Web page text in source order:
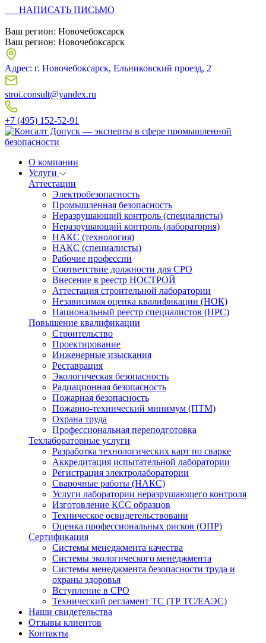
НАПИСАТЬ ПИСЬМО
Ваш регион: Новочебоксарск
Ваш регион: Новочебоксарск
Адрес: г. Новочебоксарск, Ельниковский проезд, 2
stroi.consult@yandex.ru
+7 (495) 152-52-91
О компании
Услуги
Аттестации
Электробезопасность
Промышленная безопасность
Неразрушающий контроль (специалисты)
Неразрушающий контроль (лаборатория)
НАКС (технология)
НАКС (специалисты)
Рабочие профессии
Соответствие должности для СРО
Внесение в реестр НОСТРОЙ
Аттестация строительной лаборатории
Независимая оценка квалификации (НОК)
Национальный реестр специалистов (НРС)
Повышение квалификации
Строительство
Проектирование
Инженерные изыскания
Реставрация
Экологическая безопасность
Радиационная безопасность
Пожарная безопасность
Пожарно-технический минимум (ПТМ)
Охрана труда
Профессиональная переподготовка
Техлабораторные услуги
Разработка технологических карт по сварке
Аккредитация испытательной лаборатории
Регистрация электролаборатории
Сварочные работы (НАКС)
Услуги лаборатории неразрушающего контроля
Изготовление КСС образцов
Техническое освидетельствовани
Оценка профессиональных рисков (ОПР)
Сертификация
Системы менеджмента качества
Системы экологического менеджмента
Системы менеджмента безопасности труда и
охраны здоровья
Вступление в СРО
Технический регламент ТС (ТР ТС/ЕАЭС)
Наши свидетельства
Отзывы клиентов
Контакты